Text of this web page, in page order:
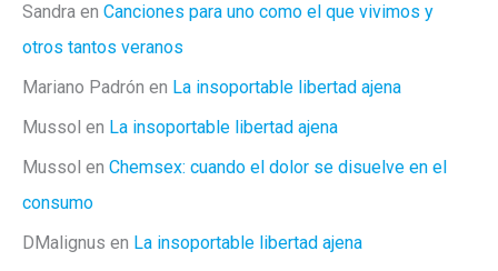
Sandra en Canciones para uno como el que vivimos y
otros tantos veranos
Mariano Padrón en La insoportable libertad ajena
Mussol en La insoportable libertad ajena
Mussol en Chemsex: cuando el dolor se disuelve en el
consumo
DMalignus en La insoportable libertad ajena